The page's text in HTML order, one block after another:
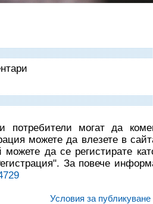
потребители могат да
можете да влезете в
да се регистирате
За повече
Условия за